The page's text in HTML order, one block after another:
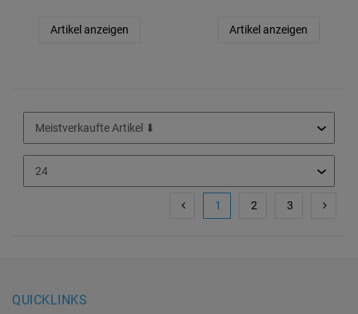
Artikel anzeigen Artikel anzeigen
1 2 3
QUICKLINKS